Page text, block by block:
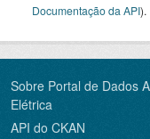
Documentação da API).
Sobre Portal de Dados
Elétrica
API do CKAN